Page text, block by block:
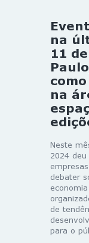
na
11
na
Neste
2024
debater
de
para o